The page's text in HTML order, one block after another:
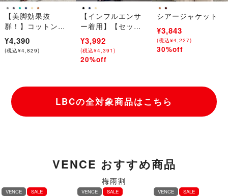
【美脚効果抜
群！】コットンシ
ャンブレーベーカ
ーパンツ
¥4,390
(税込¥4,829)
【インフルエンサ
ー着用】【セット
アップ対応可能】
リネン／デニム ワ
ークポケットパン
¥4,990
(税込¥5,489)
→
¥3,992
(税込¥4,391)
20%off
シアージャケット
¥5,490
(税込¥6,039)
→
¥3,843
(税込¥4,227)
30%off
LBCの全対象商品はこちら
VENCE おすすめ商品
梅雨割
VENCE
SALE
VENCE
SALE
VENCE
SALE